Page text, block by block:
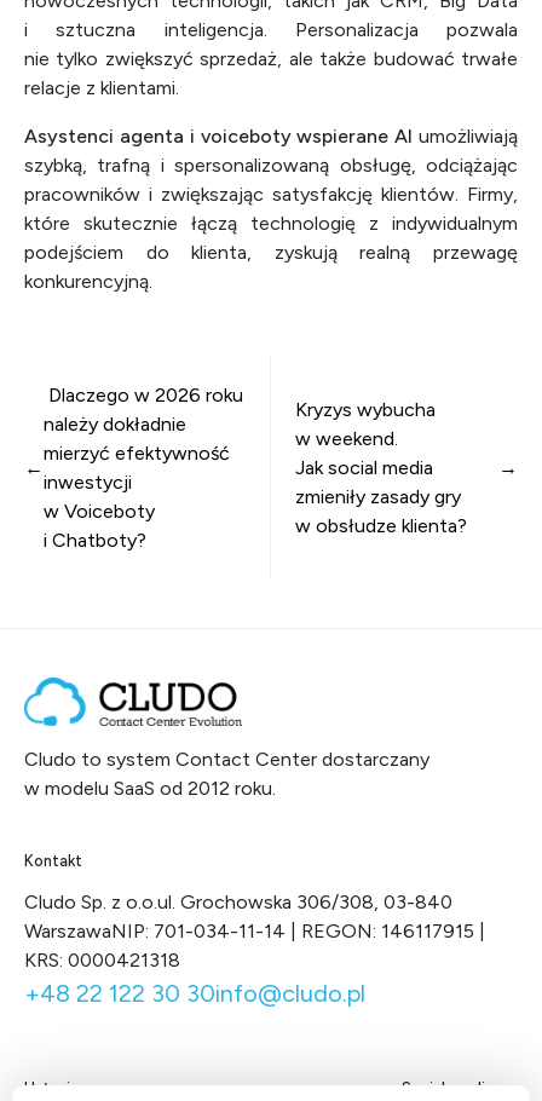
i sztuczna inteligencja. Personalizacja pozwala
nie tylko zwiększyć sprzedaż, ale także budować trwałe
relacje z klientami.
Asystenci agenta i voiceboty wspierane AI umożliwiają
szybką, trafną i spersonalizowaną obsługę, odciążając
pracowników i zwiększając satysfakcję klientów. Firmy,
które skutecznie łączą technologię z indywidualnym
podejściem do klienta, zyskują realną przewagę
konkurencyjną.
Nawigacja wpisu
Dlaczego w 2026 roku
należy dokładnie
mierzyć efektywność
inwestycji
w Voiceboty
i Chatboty?
Kryzys wybucha
w weekend.
Jak social media
zmieniły zasady gry
w obsłudze klienta?
Cludo to system Contact Center dostarczany
w modelu SaaS od 2012 roku.
Kontakt
Cludo Sp. z o.o.ul. Grochowska 306/308, 03-840
WarszawaNIP: 701-034-11-14 | REGON: 146117915 |
KRS: 0000421318
+48 22 122 30 30info@cludo.pl
Usługi Social media